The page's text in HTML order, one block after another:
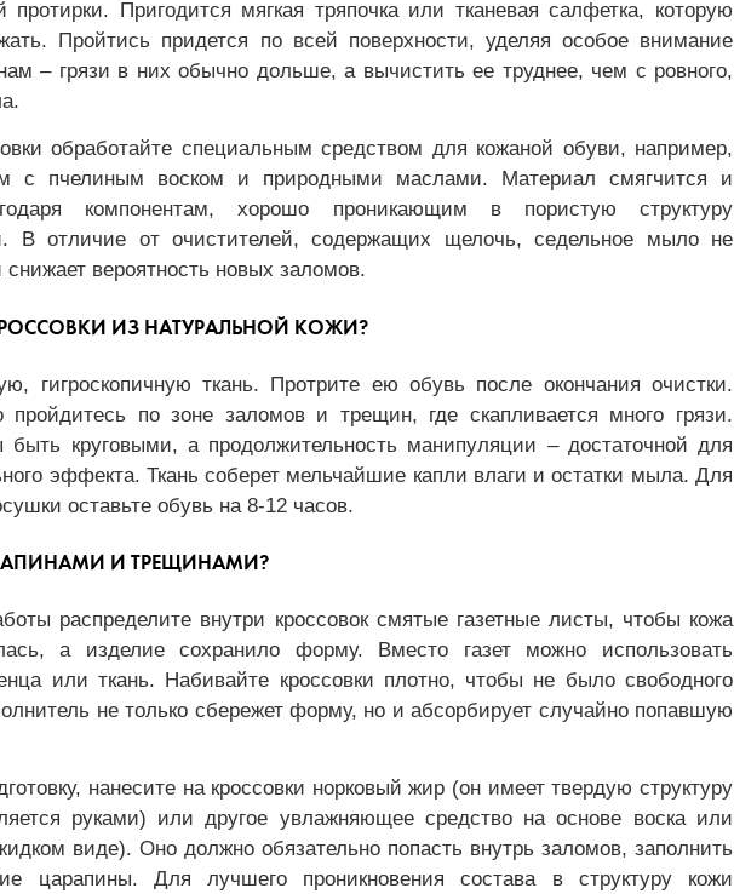
Пригодится мягкая тряпочка или тканевая салфетка, которую
Пройтись придется по всей поверхности, уделяя особое внимание
– грязи в них обычно дольше, а вычистить ее труднее, чем с ровного,
обработайте специальным средством для кожаной обуви, например,
с пчелиным воском и природными маслами. Материал смягчится и
компонентам, хорошо проникающим в пористую структуру
В отличие от очистителей, содержащих щелочь, седельное мыло не
снижает вероятность новых заломов.
ИЗ НАТУРАЛЬНОЙ КОЖИ?
гигроскопичную ткань. Протрите ею обувь после окончания очистки.
пройдитесь по зоне заломов и трещин, где скапливается много грязи.
круговыми, а продолжительность манипуляции – достаточной для
эффекта. Ткань соберет мельчайшие капли влаги и остатки мыла. Для
оставьте обувь на 8-12 часов.
И ТРЕЩИНАМИ?
распределите внутри кроссовок смятые газетные листы, чтобы кожа
а изделие сохранило форму. Вместо газет можно использовать
или ткань. Набивайте кроссовки плотно, чтобы не было свободного
не только сбережет форму, но и абсорбирует случайно попавшую
нанесите на кроссовки норковый жир (он имеет твердую структуру
руками) или другое увлажняющее средство на основе воска или
виде). Оно должно обязательно попасть внутрь заломов, заполнить
царапины. Для лучшего проникновения состава в структуру кожи